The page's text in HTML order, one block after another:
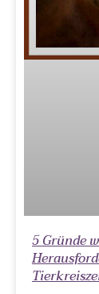
5 Gründe